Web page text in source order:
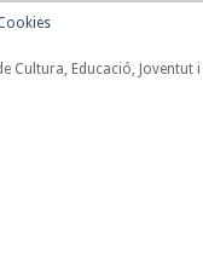
Cultura, Educació, Joventut